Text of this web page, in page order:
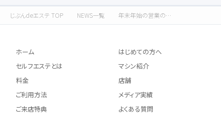
じぶんdeエステ TOP NEWS一覧 年末年始の営業のおしらせ
ホーム
はじめての方へ
セルフエステとは
マシン紹介
料金
店舗
ご利用方法
メディア実績
ご来店特典
よくある質問